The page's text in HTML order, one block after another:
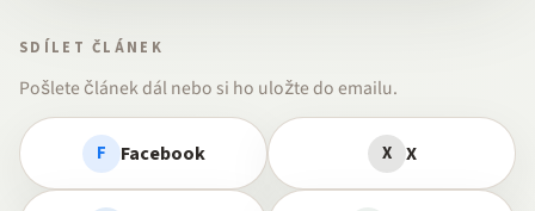
SDÍLET ČLÁNEK
Pošlete článek dál nebo si ho uložte do emailu.
F Facebook X X